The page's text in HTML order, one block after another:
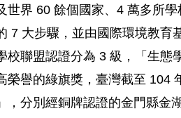
世界 60 餘個國家、4 萬多所
7 大步驟，並由國際環境教育
校聯盟認證分為 3 級，「生態
榮譽的綠旗獎，臺灣截至 104
，分別經銅牌認證的金門縣金